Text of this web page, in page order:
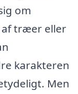
om
træer eller
karakteren
Men